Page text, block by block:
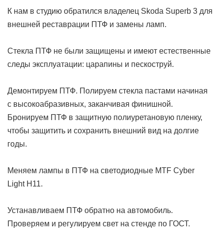
К нам в студию обратился владелец Skoda Superb 3 для
внешней реставрации ПТФ и замены ламп.
Cтекла ПТФ не были защищены и имеют естественные
следы эксплуатации: царапины и пескоструй.
Демонтируем ПТФ. Полируем стекла пастами начиная
с высокоабразивных, заканчивая финишной.
Бронируем ПТФ в защитную полиуретановую пленку,
чтобы защитить и сохранить внешний вид на долгие
годы.
Меняем лампы в ПТФ на светодиодные MTF Cyber
Light H11.
Устанавливаем ПТФ обратно на автомобиль.
Проверяем и регулируем свет на стенде по ГОСТ.